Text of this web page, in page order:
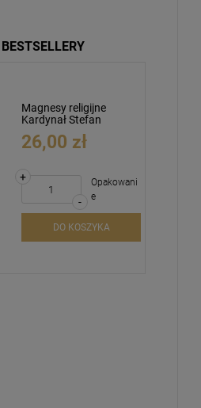
BESTSELLERY
Korpus Jezusa
Chrystusa 4cm napis
1,20 zł